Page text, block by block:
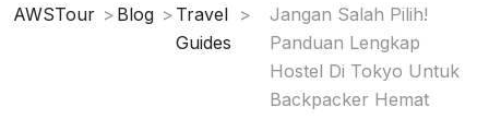
Open Trip
AWSTour Blog
Travel
Guides
Jangan Salah Pilih!
Panduan Lengkap
Hostel Di Tokyo Untuk
Backpacker Hemat